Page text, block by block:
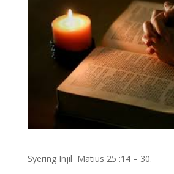
Syering Injil Matius 25 :14 – 30.